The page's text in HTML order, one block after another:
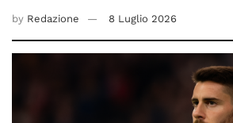
by Redazione 8 Luglio 2026